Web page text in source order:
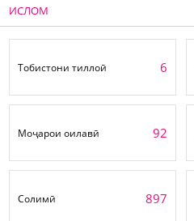
ИСЛОМ
Тобистони тиллоӣ 6
Моҷарои оилавӣ 92
Солимӣ 897